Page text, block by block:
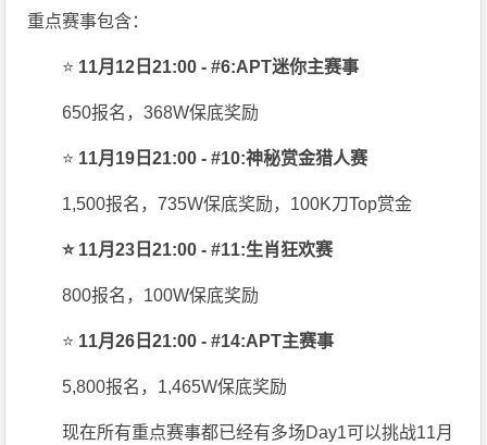
重点赛事包含：
⭐ 11月12日21:00 - #6:APT迷你主赛事
650报名，368W保底奖励
⭐ 11月19日21:00 - #10:神秘赏金猎人赛
1,500报名，735W保底奖励，100K刀Top赏金
⭐ 11月23日21:00 - #11:生肖狂欢赛
800报名，100W保底奖励
⭐ 11月26日21:00 - #14:APT主赛事
5,800报名，1,465W保底奖励
现在所有重点赛事都已经有多场Day1可以挑战11月